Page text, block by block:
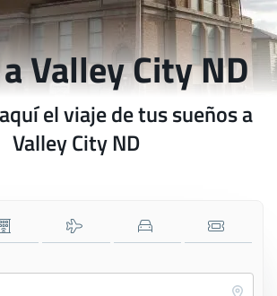
Valley City ND
el viaje de tus sueños a
Valley City ND